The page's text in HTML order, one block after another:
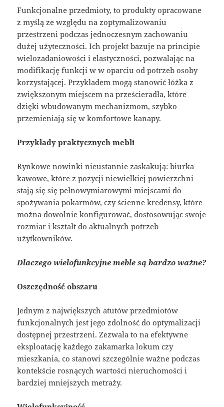
Funkcjonalne przedmioty, to produkty opracowane
z myślą ze względu na zoptymalizowaniu
przestrzeni podczas jednoczesnym zachowaniu
dużej użyteczności. Ich projekt bazuje na principie
wielozadaniowości i elastyczności, pozwalając na
modifikację funkcji w w oparciu od potrzeb osoby
korzystającej. Przykładem mogą stanowić łóżka z
zwiększonym miejscem na prześcieradła, które
dzięki wbudowanym mechanizmom, szybko
przemieniają się w komfortowe kanapy.
Przykłady praktycznych mebli
Rynkowe nowinki nieustannie zaskakują: biurka
kawowe, które z pozycji niewielkiej powierzchni
stają się się pełnowymiarowymi miejscami do
spożywania pokarmów, czy ścienne kredensy, które
można dowolnie konfigurować, dostosowując swoje
rozmiar i kształt do aktualnych potrzeb
użytkowników.
Dlaczego wielofunkcyjne meble są bardzo ważne?
Oszczędność obszaru
Jednym z największych atutów przedmiotów
funkcjonalnych jest jego zdolność do optymalizacji
dostępnej przestrzeni. Zezwala to na efektywne
eksploatację każdego zakamarka lokum czy
mieszkania, co stanowi szczególnie ważne podczas
kontekście rosnących wartości nieruchomości i
bardziej mniejszych metraży.